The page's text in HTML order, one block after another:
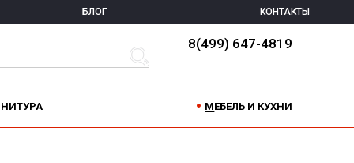
БЛОГ КОНТАКТЫ
8(499) 647-4819
МЕБЕЛЬ И КУХНИ